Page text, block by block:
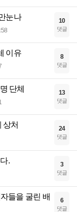
눈나 10
댓글
이유 8
댓글
단체 13
댓글
상처 24
댓글
. 3
댓글
들을 굴린 배
6
댓글